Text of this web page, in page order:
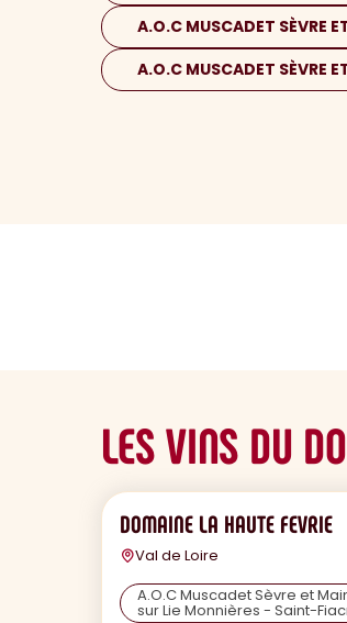
A.O.C MUSCADET SÈVRE
A.O.C MUSCADET SÈVRE
LES VINS DU
DOMAINE LA HAUTE FEVRIE
Val de Loire
A.O.C Muscadet Sèvre et
sur Lie Monnières - Saint-